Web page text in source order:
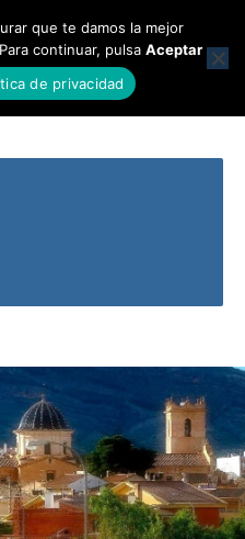
que te damos la mejor
continuar, pulsa Aceptar
de privacidad